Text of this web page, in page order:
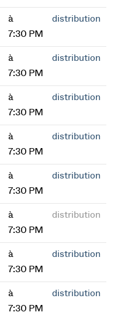
à
7:30 PM
distribution
à
7:30 PM
distribution
à
7:30 PM
distribution
à
7:30 PM
distribution
à
7:30 PM
distribution
à
7:30 PM
distribution
à
7:30 PM
distribution
à
7:30 PM
distribution